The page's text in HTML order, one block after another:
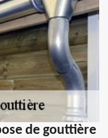
de gouttière